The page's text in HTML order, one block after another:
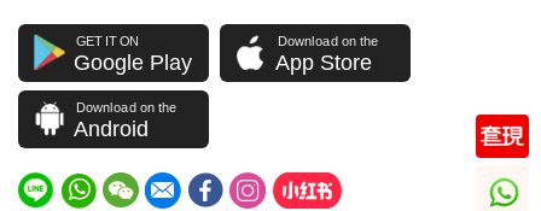
GET IT ON
Google Play
Download on the
App Store
Download on the
Android